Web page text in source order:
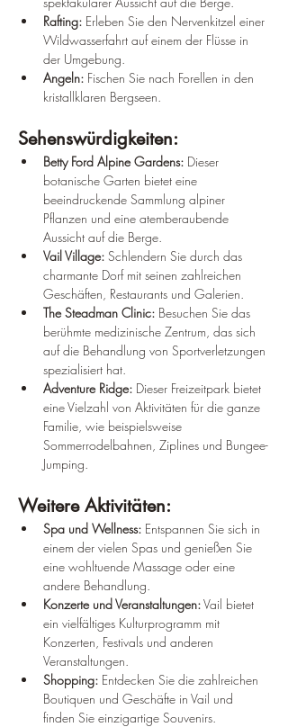
Rafting: Erleben Sie den Nervenkitzel einer
Wildwasserfahrt auf einem der Flüsse in
der Umgebung.
Angeln: Fischen Sie nach Forellen in den
kristallklaren Bergseen.
Sehenswürdigkeiten:
Betty Ford Alpine Gardens: Dieser
botanische Garten bietet eine
beeindruckende Sammlung alpiner
Pflanzen und eine atemberaubende
Aussicht auf die Berge.
Vail Village: Schlendern Sie durch das
charmante Dorf mit seinen zahlreichen
Geschäften, Restaurants und Galerien.
The Steadman Clinic: Besuchen Sie das
berühmte medizinische Zentrum, das sich
auf die Behandlung von Sportverletzungen
spezialisiert hat.
Adventure Ridge: Dieser Freizeitpark bietet
eine Vielzahl von Aktivitäten für die ganze
Familie, wie beispielsweise
Sommerrodelbahnen, Ziplines und Bungee-
Jumping.
Weitere Aktivitäten:
Spa und Wellness: Entspannen Sie sich in
einem der vielen Spas und genießen Sie
eine wohltuende Massage oder eine
andere Behandlung.
Konzerte und Veranstaltungen: Vail bietet
ein vielfältiges Kulturprogramm mit
Konzerten, Festivals und anderen
Veranstaltungen.
Shopping: Entdecken Sie die zahlreichen
Boutiquen und Geschäfte in Vail und
finden Sie einzigartige Souvenirs.